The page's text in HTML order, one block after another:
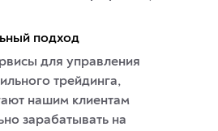
подход
для управления
трейдинга,
нашим клиентам
зарабатывать на